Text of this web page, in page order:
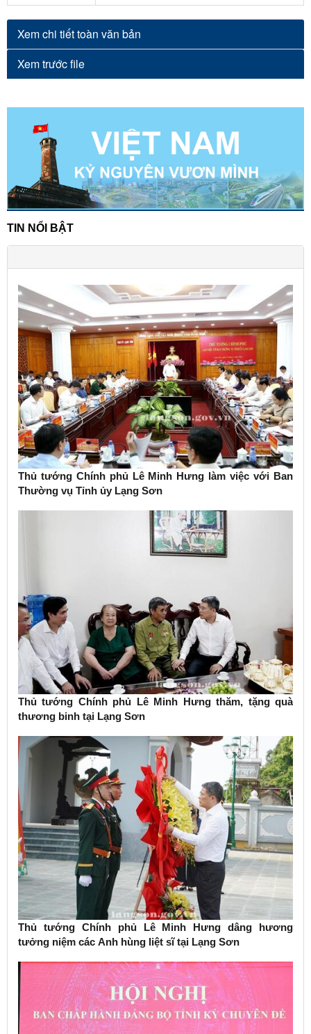
Xem chi tiết toàn văn bản
Xem trước file
TIN NỔI BẬT
Thủ tướng Chính phủ Lê Minh Hưng làm việc với Ban
Thường vụ Tỉnh ủy Lạng Sơn
Thủ tướng Chính phủ Lê Minh Hưng thăm, tặng quà
thương binh tại Lạng Sơn
Thủ tướng Chính phủ Lê Minh Hưng dâng hương
tưởng niệm các Anh hùng liệt sĩ tại Lạng Sơn